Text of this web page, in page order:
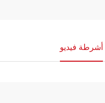
أشرطة فيديو